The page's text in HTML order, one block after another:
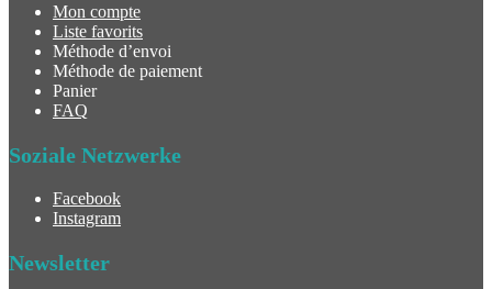
Mon compte
Liste favorits
Méthode d’envoi
Méthode de paiement
Panier
FAQ
Soziale Netzwerke
Facebook
Instagram
Newsletter